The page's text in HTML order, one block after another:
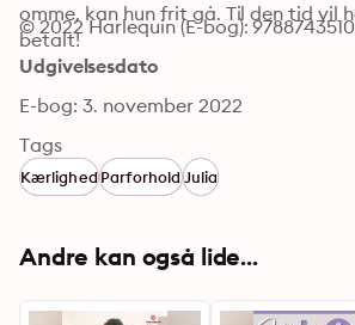
omme, kan hun frit gå. Til den tid vil
betalt!
© 2022 Harlequin (E-bog):
Udgivelsesdato
E-bog: 3. november 2022
Tags
KærlighedParforholdJulia
Andre kan også lide...